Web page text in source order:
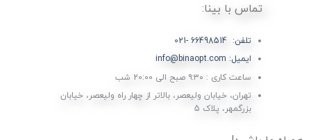
تماس با بینا:
تلفن: 66498514 -021
ایمیل: info@binaopt.com
ساعت کاری : ۹:۳۰ صبح الی 20:00 شب
تهران، خیابان ولیعصر، بالاتر از چهار راه ولیعصر، خیابان
بزرگمهر، پلاک 5